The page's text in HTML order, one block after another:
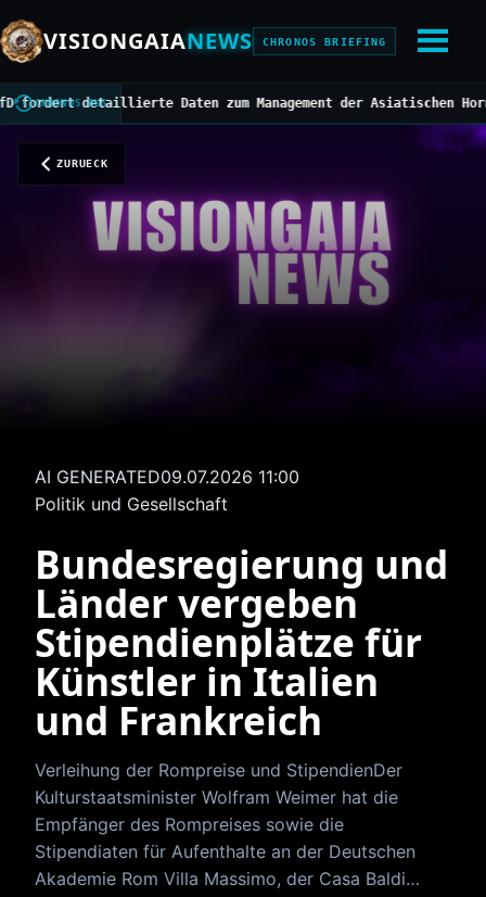
VISIONGAIANEWS CHRONOS BRIEFING
CHRONOS BUS
detaillierte Daten zum Management der Asiatischen Hornisse
ZURUECK
AI GENERATED09.07.2026 11:00
Politik und Gesellschaft
Bundesregierung und
Länder vergeben
Stipendienplätze für
Künstler in Italien
und Frankreich
Verleihung der Rompreise und StipendienDer
Kulturstaatsminister Wolfram Weimer hat die
Empfänger des Rompreises sowie die
Stipendiaten für Aufenthalte an der Deutschen
Akademie Rom Villa Massimo, der Casa Baldi…